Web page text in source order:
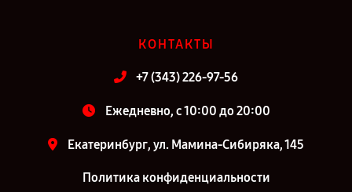
КОНТАКТЫ
+7 (343) 226-97-56
Ежедневно, с 10:00 до 20:00
Екатеринбург, ул. Мамина-Сибиряка, 145
Политика конфиденциальности